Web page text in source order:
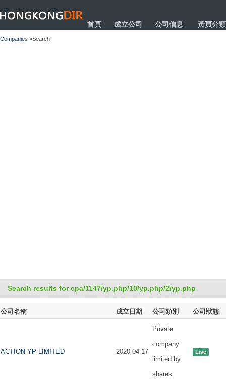
HONGKONGDIR
首頁 成立公司 公司信息 黃頁分類
Companies »Search
Search results for cpa/1147/yp.php/10/yp.php/2/yp.php
公司名稱 成立日期 公司類別 公司狀態
ACTION YP LIMITED 2020-04-17
Private
company
limited by
shares
Live